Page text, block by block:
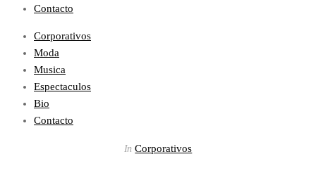
Contacto
Corporativos
Moda
Musica
Espectaculos
Bio
Contacto
In Corporativos